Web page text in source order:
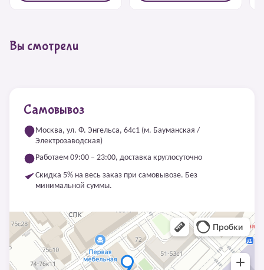
Вы смотрели
Самовывоз
Москва, ул. Ф. Энгельса, 64с1 (м. Бауманская /
Электрозаводская)
Работаем 09:00 – 23:00, доставка круглосуточно
Скидка 5% на весь заказ при самовывозе. Без
минимальной суммы.